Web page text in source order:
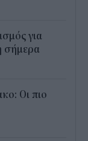
για
σήμερα
Οι πιο